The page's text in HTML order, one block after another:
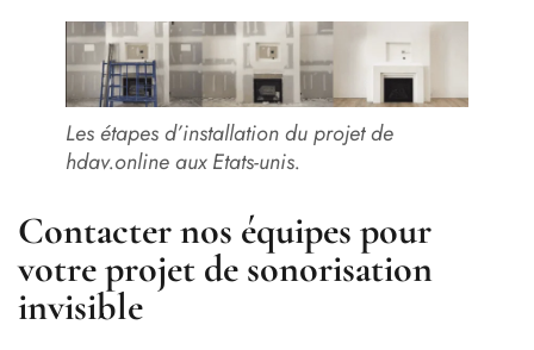
Les étapes d’installation du projet de
hdav.online aux Etats-unis.
Contacter nos équipes pour
votre projet de sonorisation
invisible